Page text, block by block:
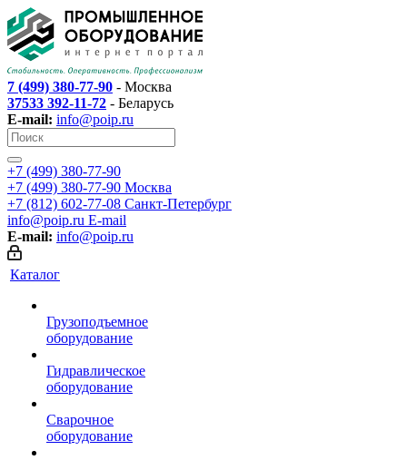
7 (499) 380-77-90 - Москва
37533 392-11-72 - Беларусь
E-mail: info@poip.ru
+7 (499) 380-77-90
+7 (499) 380-77-90 Москва
+7 (812) 602-77-08 Санкт-Петербург
info@poip.ru E-mail
E-mail: info@poip.ru
Каталог
Грузоподъемное
оборудование
Гидравлическое
оборудование
Сварочное
оборудование